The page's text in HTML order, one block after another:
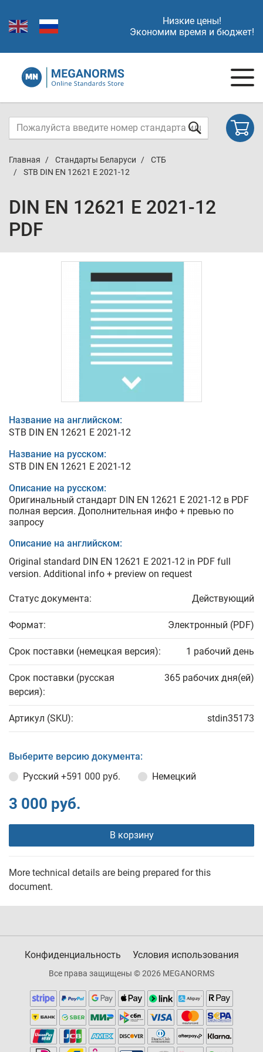
Низкие цены!
Экономим время и бюджет!
Главная Стандарты Беларуси
СТБ
STB DIN EN 12621 E 2021-12
DIN EN 12621 E 2021-12
PDF
Название на английском:
STB DIN EN 12621 E 2021-12
Название на русском:
STB DIN EN 12621 E 2021-12
Описание на русском:
Оригинальный стандарт DIN EN 12621 E 2021-12 в PDF
полная версия. Дополнительная инфо + превью по
запросу
Описание на английском:
Original standard DIN EN 12621 E 2021-12 in PDF full
version. Additional info + preview on request
Статус документа: Действующий
Формат: Электронный (PDF)
Срок поставки (немецкая версия): 1 рабочий день
Срок поставки (русская
версия):
365 рабочих дня(ей)
Артикул (SKU): stdin35173
Выберите версию документа:
Русский +591 000 руб. Немецкий
3 000 руб.
В корзину
More technical details are being prepared for this
document.
Конфиденциальность Условия использования
Все права защищены © 2026 MEGANORMS